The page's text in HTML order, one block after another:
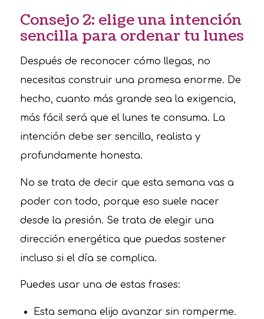
Consejo 2: elige una intención
sencilla para ordenar tu lunes
Después de reconocer cómo llegas, no
necesitas construir una promesa enorme. De
hecho, cuanto más grande sea la exigencia,
más fácil será que el lunes te consuma. La
intención debe ser sencilla, realista y
profundamente honesta.
No se trata de decir que esta semana vas a
poder con todo, porque eso suele nacer
desde la presión. Se trata de elegir una
dirección energética que puedas sostener
incluso si el día se complica.
Puedes usar una de estas frases:
Esta semana elijo avanzar sin romperme.